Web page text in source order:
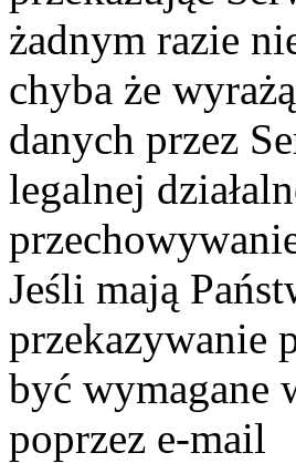
żadnym razie
chyba że
danych przez
legalnej
Jeśli mają
przekazywanie
być wymagane
poprzez e-mail